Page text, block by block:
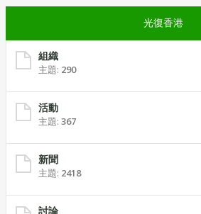
光復香港
組織
主題: 290
活動
主題: 367
新聞
主題: 2418
討論